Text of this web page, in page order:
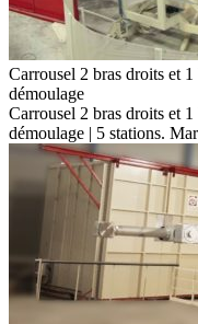
Carrousel 2 bras droits et
démoulage
Carrousel 2 bras droits et
démoulage | 5 stations.